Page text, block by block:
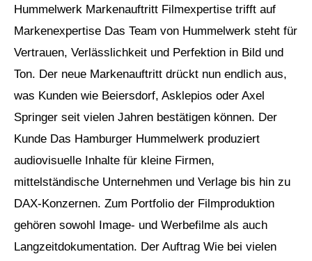
Hummelwerk Markenauftritt Filmexpertise trifft auf
Markenexpertise Das Team von Hummelwerk steht für
Vertrauen, Verlässlichkeit und Perfektion in Bild und
Ton. Der neue Markenauftritt drückt nun endlich aus,
was Kunden wie Beiersdorf, Asklepios oder Axel
Springer seit vielen Jahren bestätigen können. Der
Kunde Das Hamburger Hummelwerk produziert
audiovisuelle Inhalte für kleine Firmen,
mittelständische Unternehmen und Verlage bis hin zu
DAX-Konzernen. Zum Portfolio der Filmproduktion
gehören sowohl Image- und Werbefilme als auch
Langzeitdokumentation. Der Auftrag Wie bei vielen